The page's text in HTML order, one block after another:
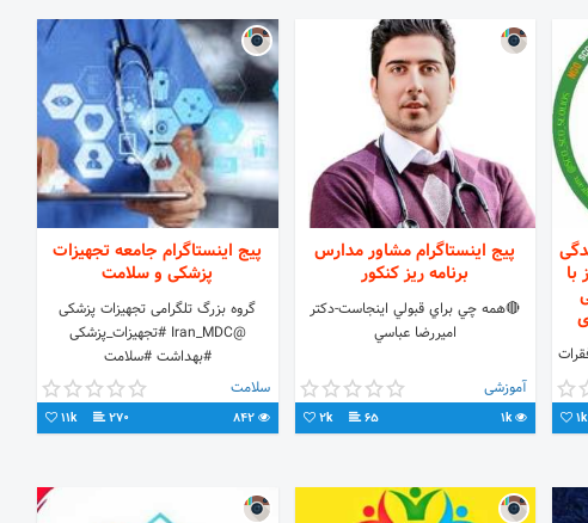
.
چت
1k
پیج اینستاگرام مشاور مدارس
برنامه ريز كنكور
🔴همه چي براي قبولي اينجاست-دكتر
اميررضا عباسي
آموزشی
1k
65
2k
پیج اینستاگرام جامعه تجهیزات
پزشکی و سلامت
گروه بزرگ تلگرامی تجهیزات پزشکی
@Iran_MDC #تجهیزات_پزشکی
#بهداشت #سلامت
سلامت
842
270
11k